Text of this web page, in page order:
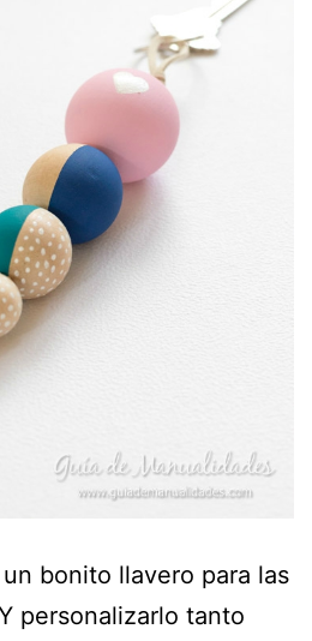
bonito llavero para las
personalizarlo tanto